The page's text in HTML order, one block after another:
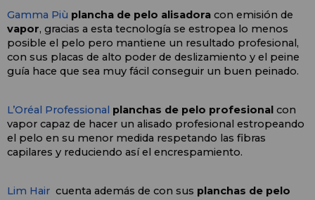
Gamma Più plancha de pelo alisadora
vapor, gracias a esta tecnología se estropea lo menos
posible el pelo pero mantiene un resultado profesional,
con sus placas de alto poder de deslizamiento y el peine
guía hace que sea muy fácil conseguir un buen peinado.
L’Oréal Professional planchas de pelo profesional con
vapor capaz de hacer un alisado profesional estropeando
el pelo en su menor medida respetando las fibras
capilares y reduciendo así el encrespamiento.
Lim Hair cuenta además de con sus planchas de pelo